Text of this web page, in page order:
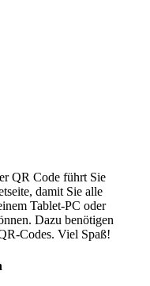
QR Code führt Sie
damit Sie alle
Tablet-PC oder
Dazu benötigen
Codes. Viel Spaß!